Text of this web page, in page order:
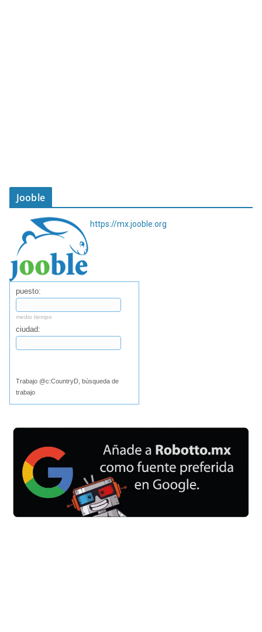
Jooble
https://mx.jooble.org
puesto:
medio tiempo
ciudad:
Trabajo @c:CountryD, búsqueda de
trabajo